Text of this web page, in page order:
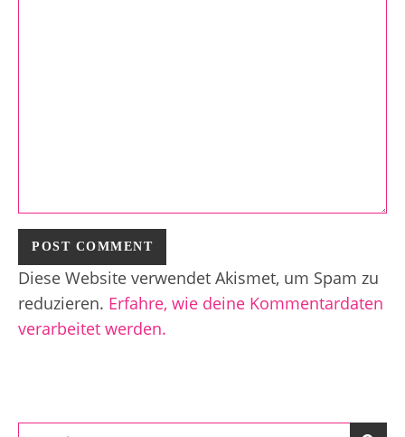
Diese Website verwendet Akismet, um Spam zu
reduzieren. Erfahre, wie deine Kommentardaten
verarbeitet werden.